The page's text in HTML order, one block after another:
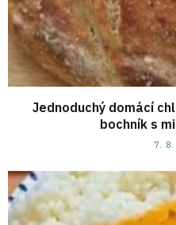
Jednoduchý domácí
bochník s
7.